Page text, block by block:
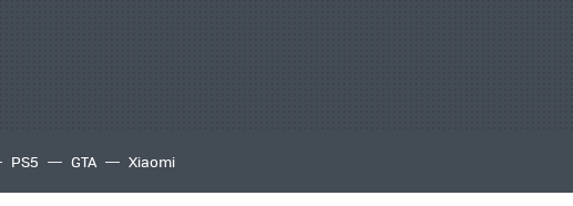
PS5 GTA Xiaomi